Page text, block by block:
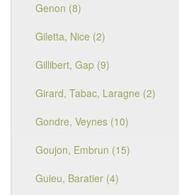
Genon (8)
Giletta, Nice (2)
Gillibert, Gap (9)
Girard, Tabac, Laragne (2)
Gondre, Veynes (10)
Goujon, Embrun (15)
Guieu, Baratier (4)